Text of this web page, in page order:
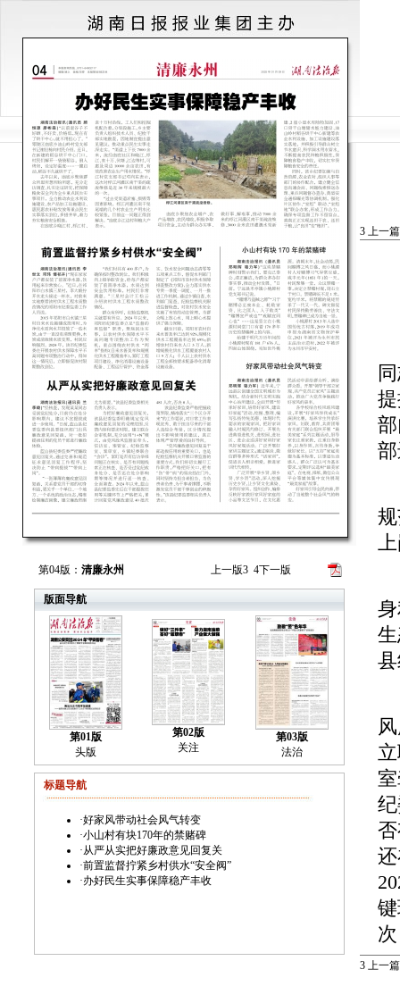
第04版： 清廉永州 上一版3 4下一版
版面导航
第01版
头版
第02版
关注
第03版
法治
标题导航
·好家风带动社会风气转变
·小山村有块170年的禁赌碑
·从严从实把好廉政意见回复关
·前置监督拧紧乡村供水“安全阀”
·办好民生实事保障稳产丰收
3 上一篇
3 上一篇